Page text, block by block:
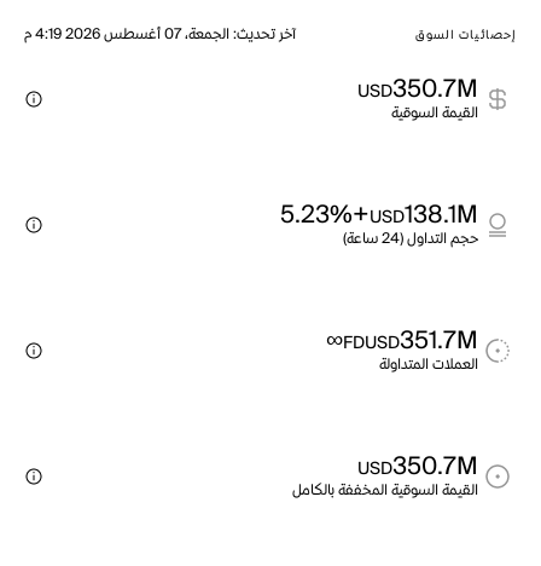
إحصائيات السوق آخر تحديث:الجمعة، 07 أغسطس 2026 4:19 م
350.7M
USD
القيمة السوقية
138.1M
USD
+5.23%
حجم التداول (24 ساعة)
351.7M
FDUSD
∞
العملات المتداولة
350.7M
USD
القيمة السوقية المخففة بالكامل